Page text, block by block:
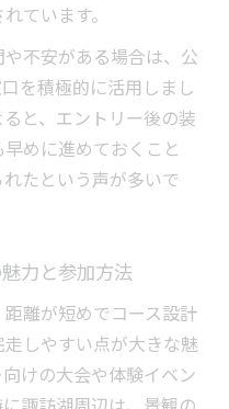
ています。
不安がある場合は、公
を積極的に活用しまし
と、エントリー後の装
めに進めておくこと
たという声が多いで
力と参加方法
離が短めでコース設計
しやすい点が大きな魅
けの大会や体験イベン